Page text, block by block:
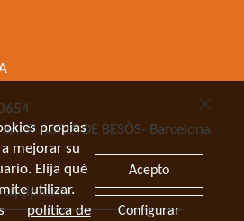
SANT ADRIA DE BESÒS- Barcelona
propias
mejorar su
Elija qué
utilizar.
política de
Acepto
Configurar